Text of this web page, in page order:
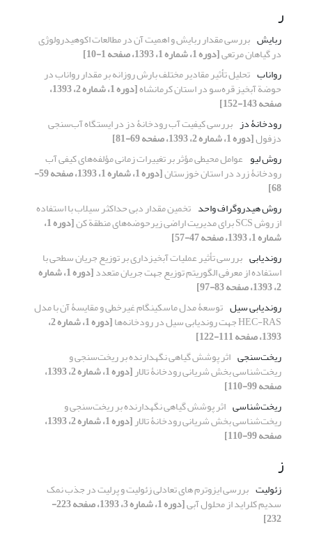
ر
ربایش بررسی مقدار ربایش و اهمیت آن در مطالعات اکوهیدرولوژی
در گیاهان مرتعی[دوره 1، شماره 1، 1393، صفحه 1-10]
رواناب تحلیل تأثیر مقادیر مختلف بارش روزانه بر مقدار رواناب در
حوضة آبخیز قره‌سو در استان کرمانشاه [دوره 1، شماره 2، 1393،
صفحه 143-152]
رودخانۀ دز بررسی کیفیت آب رودخانۀ دز در ایستگاه آب‌سنجی
دزفول[دوره 1، شماره 2، 1393، صفحه 69-81]
روش لیو عوامل محیطی مؤثر بر تغییرات زمانی مؤلفه‌های کیفی آب
رودخانۀ زرد در استان خوزستان [دوره 1، شماره 1، 1393، صفحه 59-
68]
روش هیدروگراف واحد تخمین مقدار دبی حداکثر سیلاب با استفاده
از روش SCS برای مدیریت اراضی زیرحوضه‌های منطقة کن [دوره 1،
شماره 1، 1393، صفحه 47-57]
روندیابی بررسی تأثیر عملیات آبخیزداری بر توزیع جریان سطحی با
استفاده از معرفی الگوریتم توزیع جهت جریان متعدد [دوره 1، شماره
2، 1393، صفحه 83-97]
روندیابی سیل توسعۀ مدل ماسکینگام غیرخطی و مقایسۀ آن با مدل
HEC-RAS جهت روندیابی سیل در رودخانه‌ها [دوره 1، شماره 2،
1393، صفحه 111-122]
ریخت‌سنجی اثر پوشش گیاهی نگهدارنده بر ریخت‌سنجی و
ریخت‌شناسی بخش شریانی رودخانۀ تالار [دوره 1، شماره 2، 1393،
صفحه 99-110]
ریخت‌شناسی اثر پوشش گیاهی نگهدارنده بر ریخت‌سنجی و
ریخت‌شناسی بخش شریانی رودخانۀ تالار [دوره 1، شماره 2، 1393،
صفحه 99-110]
ز
زئولیت بررسی ایزوترم های تعادلی زئولیت و پرلیت در جذب نمک
سدیم کلراید از محلول آبی [دوره 1، شماره 3، 1393، صفحه 223-
232]